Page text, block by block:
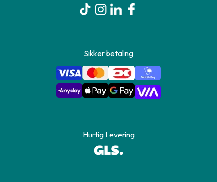
Sikker betaling
Hurtig Levering